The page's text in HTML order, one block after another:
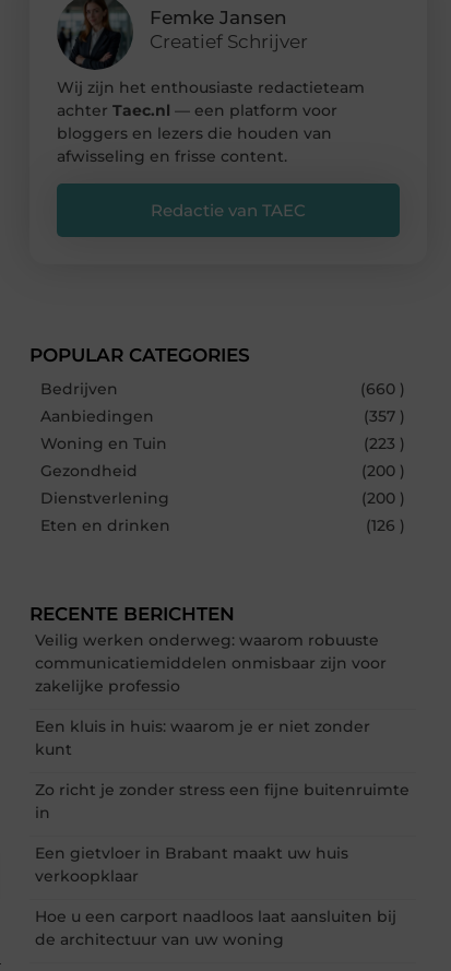
Femke Jansen
Creatief Schrijver
Wij zijn het enthousiaste redactieteam
achter Taec.nl — een platform voor
bloggers en lezers die houden van
afwisseling en frisse content.
Redactie van TAEC
POPULAR CATEGORIES
Bedrijven
(660 )
Aanbiedingen
(357 )
Woning en Tuin
(223 )
Gezondheid
(200 )
Dienstverlening
(200 )
Eten en drinken
(126 )
RECENTE BERICHTEN
Veilig werken onderweg: waarom robuuste
communicatiemiddelen onmisbaar zijn voor
zakelijke professio
Een kluis in huis: waarom je er niet zonder
kunt
Zo richt je zonder stress een fijne buitenruimte
in
Een gietvloer in Brabant maakt uw huis
verkoopklaar
Hoe u een carport naadloos laat aansluiten bij
de architectuur van uw woning